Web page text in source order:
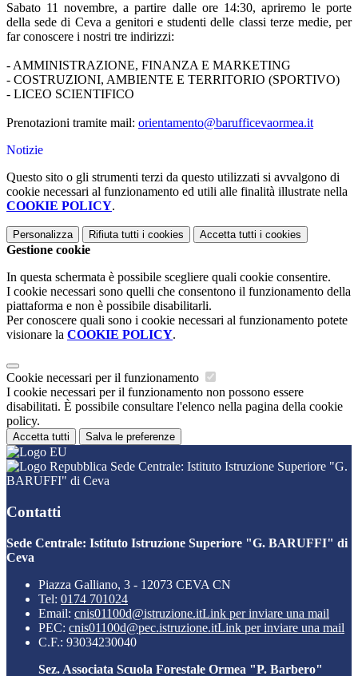
Sabato 11 novembre, a partire dalle ore 14:30, apriremo le porte
della sede di Ceva a genitori e studenti delle classi terze medie, per
far conoscere i nostri tre indirizzi:
- AMMINISTRAZIONE, FINANZA E MARKETING
- COSTRUZIONI, AMBIENTE E TERRITORIO (SPORTIVO)
- LICEO SCIENTIFICO
Prenotazioni tramite mail: orientamento@barufficevaormea.it
Notizie
Questo sito o gli strumenti terzi da questo utilizzati si avvalgono di
cookie necessari al funzionamento ed utili alle finalità illustrate nella
COOKIE POLICY.
Personalizza Rifiuta tutti i cookies Accetta tutti i cookies
Gestione cookie
In questa schermata è possibile scegliere quali cookie consentire.
I cookie necessari sono quelli che consentono il funzionamento della
piattaforma e non è possibile disabilitarli.
Per conoscere quali sono i cookie necessari al funzionamento potete
visionare la COOKIE POLICY.
Cookie necessari per il funzionamento
I cookie necessari per il funzionamento non possono essere
disabilitati. È possibile consultare l'elenco nella pagina della cookie
policy.
Accetta tutti Salva le preferenze
Sede Centrale: Istituto Istruzione Superiore "G.
BARUFFI" di Ceva
Contatti
Sede Centrale: Istituto Istruzione Superiore "G. BARUFFI" di
Ceva
Piazza Galliano, 3 - 12073 CEVA CN
Tel: 0174 701024
Email: cnis01100d@istruzione.itLink per inviare una mail
PEC: cnis01100d@pec.istruzione.itLink per inviare una mail
C.F.: 93034230040
Sez. Associata Scuola Forestale Ormea "P. Barbero"